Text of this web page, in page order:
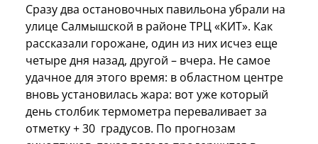
Сразу два остановочных павильона убрали на
улице Салмышской в районе ТРЦ «КИТ». Как
рассказали горожане, один из них исчез еще
четыре дня назад, другой – вчера. Не самое
удачное для этого время: в областном центре
вновь установилась жара: вот уже который
день столбик термометра переваливает за
отметку + 30 градусов. По прогнозам